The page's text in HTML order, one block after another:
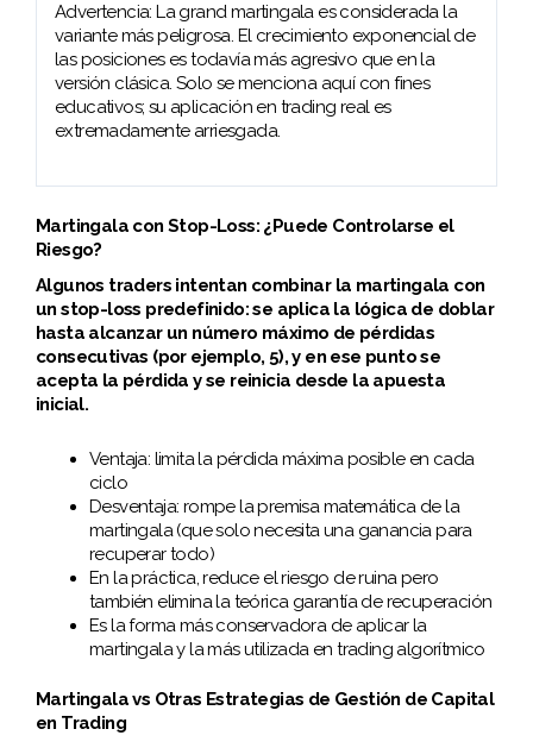
Advertencia: La grand martingala es considerada la
variante más peligrosa. El crecimiento exponencial de
las posiciones es todavía más agresivo que en la
versión clásica. Solo se menciona aquí con fines
educativos; su aplicación en trading real es
extremadamente arriesgada.
Martingala con Stop-Loss: ¿Puede Controlarse el
Riesgo?
Algunos traders intentan combinar la martingala con
un stop-loss predefinido: se aplica la lógica de doblar
hasta alcanzar un número máximo de pérdidas
consecutivas (por ejemplo, 5), y en ese punto se
acepta la pérdida y se reinicia desde la apuesta
inicial.
Ventaja: limita la pérdida máxima posible en cada
ciclo
Desventaja: rompe la premisa matemática de la
martingala (que solo necesita una ganancia para
recuperar todo)
En la práctica, reduce el riesgo de ruina pero
también elimina la teórica garantía de recuperación
Es la forma más conservadora de aplicar la
martingala y la más utilizada en trading algorítmico
Martingala vs Otras Estrategias de Gestión de Capital
en Trading